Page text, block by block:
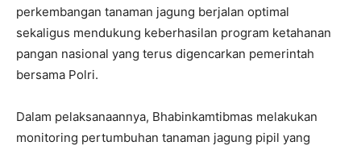
perkembangan tanaman jagung berjalan optimal
sekaligus mendukung keberhasilan program ketahanan
pangan nasional yang terus digencarkan pemerintah
bersama Polri.
Dalam pelaksanaannya, Bhabinkamtibmas melakukan
monitoring pertumbuhan tanaman jagung pipil yang